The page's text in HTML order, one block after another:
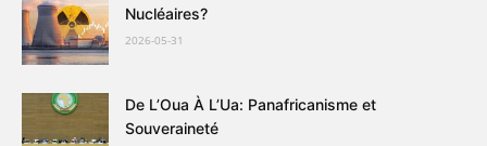
Nucléaires?
2026-05-31
De L’Oua À L’Ua: Panafricanisme et
Souveraineté